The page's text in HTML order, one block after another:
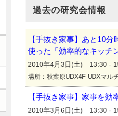
過去の研究会情報
【手抜き家事】あと10
使った「効率的なキッチ
2010年4月3日(土) 13:30 -
場所：秋葉原UDX4F UDXマル
【手抜き家事】家事を
2010年3月6日(土) 13:30 -